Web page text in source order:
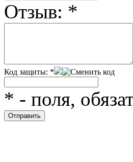
Отзыв: *
Код защиты: *
* - поля,